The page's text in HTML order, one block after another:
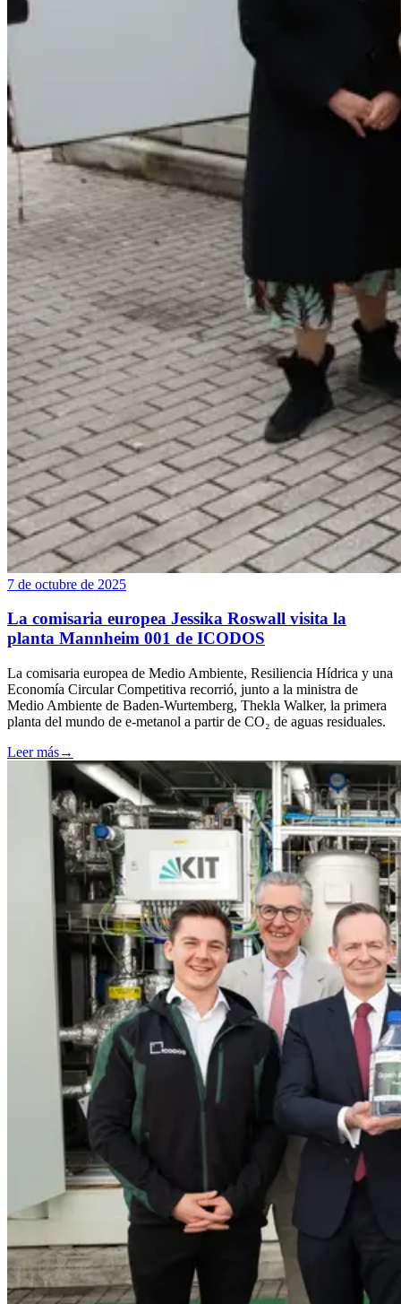
7 de octubre de 2025
La comisaria europea Jessika Roswall visita la
planta Mannheim 001 de ICODOS
La comisaria europea de Medio Ambiente, Resiliencia Hídrica y una
Economía Circular Competitiva recorrió, junto a la ministra de
Medio Ambiente de Baden-Wurtemberg, Thekla Walker, la primera
planta del mundo de e-metanol a partir de CO₂ de aguas residuales.
Leer más→